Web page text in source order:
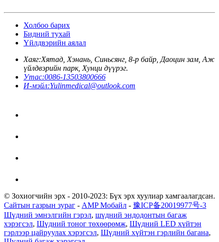
Холбоо барих
Бидний тухай
Үйлдвэрийн аялал
Хаяг:Хятад, Хэнань, Синьсянг, 8-р байр, Даоцин зам, Аж
үйлдвэрийн парк, Хунци дүүрэг.
Утас:0086-13503800666
И-мэйл:Yulinmedical@outlook.com
© Зохиогчийн эрх - 2010-2023: Бүх эрх хуулиар хамгаалагдсан.
Сайтын газрын зураг - AMP Мобайл - 豫ICP备20019977号-3
Шүдний эмнэлгийн гэрэл, шүдний эндодонтын багаж
хэрэгсэл, Шүдний тоног төхөөрөмж, Шүдний LED хүйтэн
гэрлээр цайруулах хэрэгсэл, Шүдний хүйтэн гэрлийн багана,